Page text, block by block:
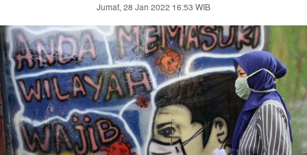
Jumat, 28 Jan 2022 16:53 WIB